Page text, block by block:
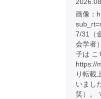
画像：
7/31（
会学者
子は こ
https://
り転載
いまし
笑）。